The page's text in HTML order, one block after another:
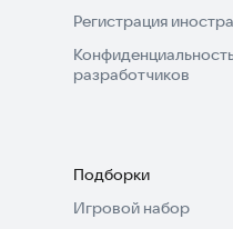
Регистрация
разработчиков
Подборки
Игровой набор